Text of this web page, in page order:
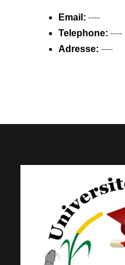
Email: ----
Telephone: ----
Adresse: ----